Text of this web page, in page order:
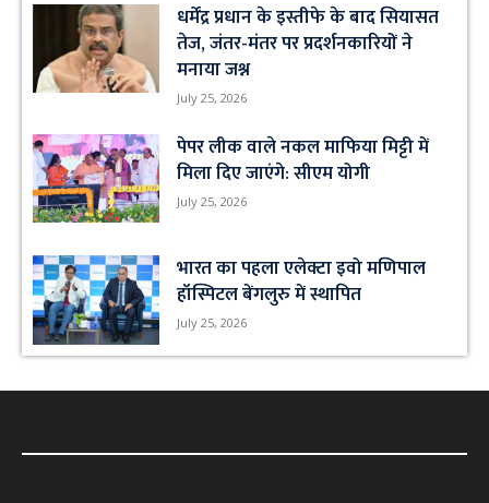
धर्मेंद्र प्रधान के इस्तीफे के बाद सियासत
तेज, जंतर-मंतर पर प्रदर्शनकारियों ने
मनाया जश्न
July 25, 2026
पेपर लीक वाले नकल माफिया मिट्टी में
मिला दिए जाएंगे: सीएम योगी
July 25, 2026
भारत का पहला एलेक्टा इवो मणिपाल
हॉस्पिटल बेंगलुरु में स्थापित
July 25, 2026